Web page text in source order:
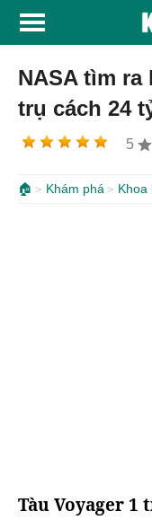
NASA tìm
trụ cách 24
5
🏠 Khám phá Khoa
Tàu Voyager